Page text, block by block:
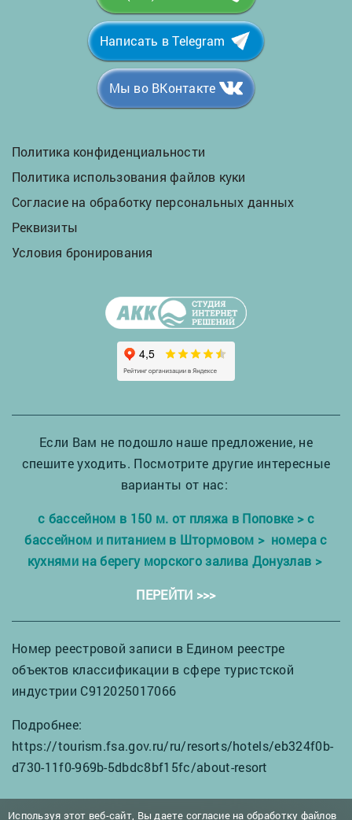
Написать в Telegram
Мы во ВКонтакте
Политика конфиденциальности
Политика использования файлов куки
Согласие на обработку персональных данных
Реквизиты
Условия бронирования
Если Вам не подошло наше предложение, не
спешите уходить. Посмотрите другие интересные
варианты от нас:
с бассейном в 150 м. от пляжа в Поповке > с
бассейном и питанием в Штормовом > номера с
кухнями на берегу морского залива Донузлав >
ПЕРЕЙТИ >>>
Номер реестровой записи в Едином реестре
объектов классификации в сфере туристской
индустрии С912025017066
Подробнее:
https://tourism.fsa.gov.ru/ru/resorts/hotels/eb324f0b-
d730-11f0-969b-5dbdc8bf15fc/about-resort
Используя этот веб-сайт, Вы даете согласие на обработку файлов